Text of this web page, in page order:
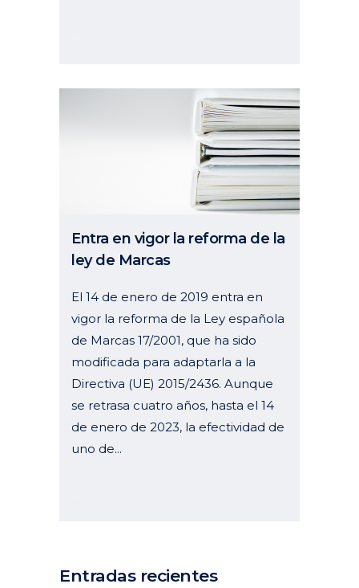
Entra en vigor la reforma de la
ley de Marcas
El 14 de enero de 2019 entra en
vigor la reforma de la Ley española
de Marcas 17/2001, que ha sido
modificada para adaptarla a la
Directiva (UE) 2015/2436. Aunque
se retrasa cuatro años, hasta el 14
de enero de 2023, la efectividad de
uno de...
Entradas recientes